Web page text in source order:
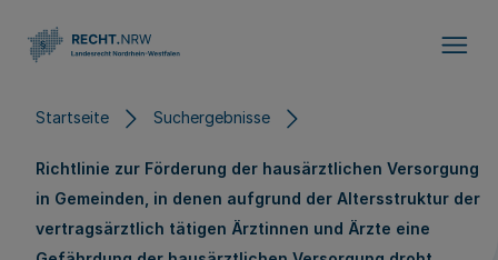
Startseite Suchergebnisse
Richtlinie zur Förderung der hausärztlichen Versorgung
in Gemeinden, in denen aufgrund der Altersstruktur der
vertragsärztlich tätigen Ärztinnen und Ärzte eine